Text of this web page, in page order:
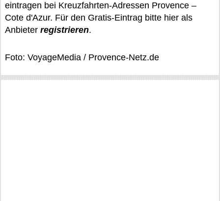
eintragen bei Kreuzfahrten-Adressen Provence –
Cote d'Azur. Für den Gratis-Eintrag bitte hier als
Anbieter registrieren.
Foto: VoyageMedia / Provence-Netz.de